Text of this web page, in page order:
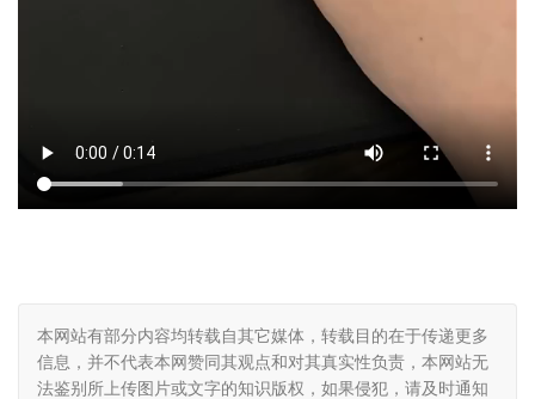
本网站有部分内容均转载自其它媒体，转载目的在于传递更多
信息，并不代表本网赞同其观点和对其真实性负责，本网站无
法鉴别所上传图片或文字的知识版权，如果侵犯，请及时通知